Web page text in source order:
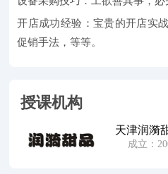
开店成功经验：宝贵的开店实
促销手法，等等。
授课机构
天津润漪
成立：